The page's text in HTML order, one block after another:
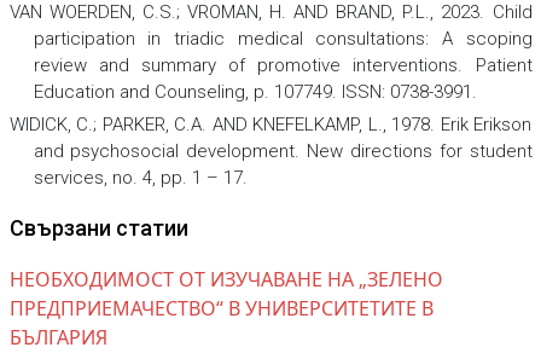
VAN WOERDEN, C.S.; VROMAN, H. AND BRAND, P.L., 2023. Child
participation in triadic medical consultations: A scoping
review and summary of promotive interventions. Patient
Education and Counseling, p. 107749. ISSN: 0738-3991.
WIDICK, C.; PARKER, C.A. AND KNEFELKAMP, L., 1978. Erik Erikson
and psychosocial development. New directions for student
services, no. 4, pp. 1 – 17.
Свързани статии
НЕОБХОДИМОСТ ОТ ИЗУЧАВАНЕ НА „ЗЕЛЕНО
ПРЕДПРИЕМАЧЕСТВО“ В УНИВЕРСИТЕТИТЕ В
БЪЛГАРИЯ